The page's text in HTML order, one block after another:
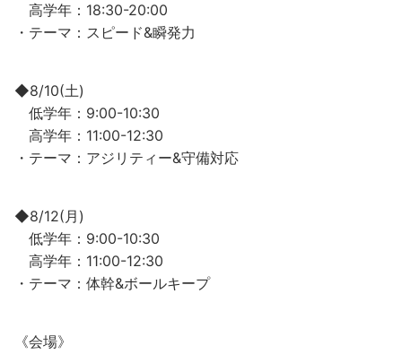
高学年：18:30-20:00
・テーマ：スピード&瞬発力
◆8/10(土)
低学年：9:00-10:30
高学年：11:00-12:30
・テーマ：アジリティー&守備対応
◆8/12(月)
低学年：9:00-10:30
高学年：11:00-12:30
・テーマ：体幹&ボールキープ
《会場》